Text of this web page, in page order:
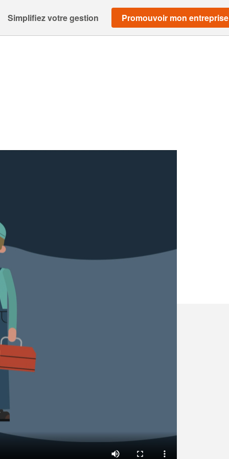
Simplifiez votre gestion Promouvoir mon entreprise
Vous êtes un
professionnel ?